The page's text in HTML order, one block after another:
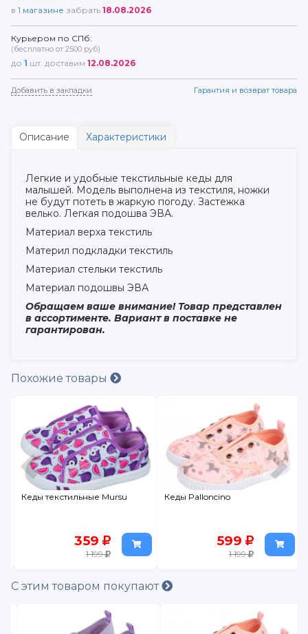
в 1 магазине забрать 18.08.2026
Курьером по СПб:
(бесплатно от 2500 руб)
до 1 шт. доставим 12.08.2026
Добавить в закладки Гарантия и возврат товара
Описание Характеристики
Легкие и удобные текстильные кеды для
малышей. Модель выполнена из текстиля, ножки
не будут потеть в жаркую погоду. Застежка
велько. Легкая подошва ЭВА.
Материал верха текстиль
Материл подкладки текстиль
Материал стельки текстиль
Материал подошвы ЭВА
Обращаем ваше внимание! Товар представлен
в ассортименте. Вариант в поставке не
гарантирован.
Похожие товары
Кеды текстильные Mursu
359
1 199
Кеды Palloncino
599
1 199
С этим товаром покупают